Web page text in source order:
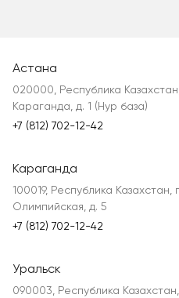
Астана
020000, Республика
Караганда, д. 1 (Нур база)
+7 (812) 702-12-42
Караганда
100019, Республика Казахстан,
Олимпийская, д. 5
+7 (812) 702-12-42
Уральск
090003, Республика